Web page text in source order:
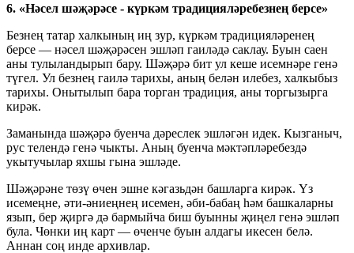
6. «Нәсел шәҗәрәсе - күркәм традицияләребезнең берсе»
Безнең татар халкының иң зур, күркәм традицияләренең
берсе — нәсел шәҗәрәсен эшләп гаиләдә саклау. Буын саен
аны тулыландырып бару. Шәҗәрә бит ул кеше исемнәре генә
түгел. Ул безнең гаилә тарихы, аның белән илебез, халкыбыз
тарихы. Онытылып бара торган традиция, аны торгызырга
кирәк.
Заманында шәҗәрә буенча дәреслек эшләгән идек. Кызганыч,
рус телендә генә чыкты. Аның буенча мәктәпләребездә
укытучылар яхшы гына эшләде.
Шәҗәрәне төзү өчен эшне кәгазьдән башларга кирәк. Үз
исемеңне, әти-әниеңнең исемен, әби-бабаң һәм башкаларны
язып, бер җиргә дә бармыйча биш буынны җиңел генә эшләп
була. Чөнки иң карт — өченче буын алдагы икесен белә.
Аннан соң инде архивлар.